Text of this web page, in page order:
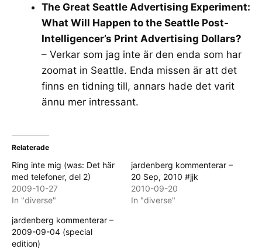
The Great Seattle Advertising Experiment:
What Will Happen to the Seattle Post-
Intelligencer’s Print Advertising Dollars?
– Verkar som jag inte är den enda som har
zoomat in Seattle. Enda missen är att det
finns en tidning till, annars hade det varit
ännu mer intressant.
Relaterade
Ring inte mig (was: Det här
med telefoner, del 2)
2009-10-27
In "diverse"
jardenberg kommenterar –
20 Sep, 2010 #jjk
2010-09-20
In "diverse"
jardenberg kommenterar –
2009-09-04 (special
edition)